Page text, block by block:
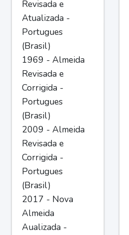
Revisada e
Atualizada -
Portugues
(Brasil)
1969 - Almeida
Revisada e
Corrigida -
Portugues
(Brasil)
2009 - Almeida
Revisada e
Corrigida -
Portugues
(Brasil)
2017 - Nova
Almeida
Aualizada -